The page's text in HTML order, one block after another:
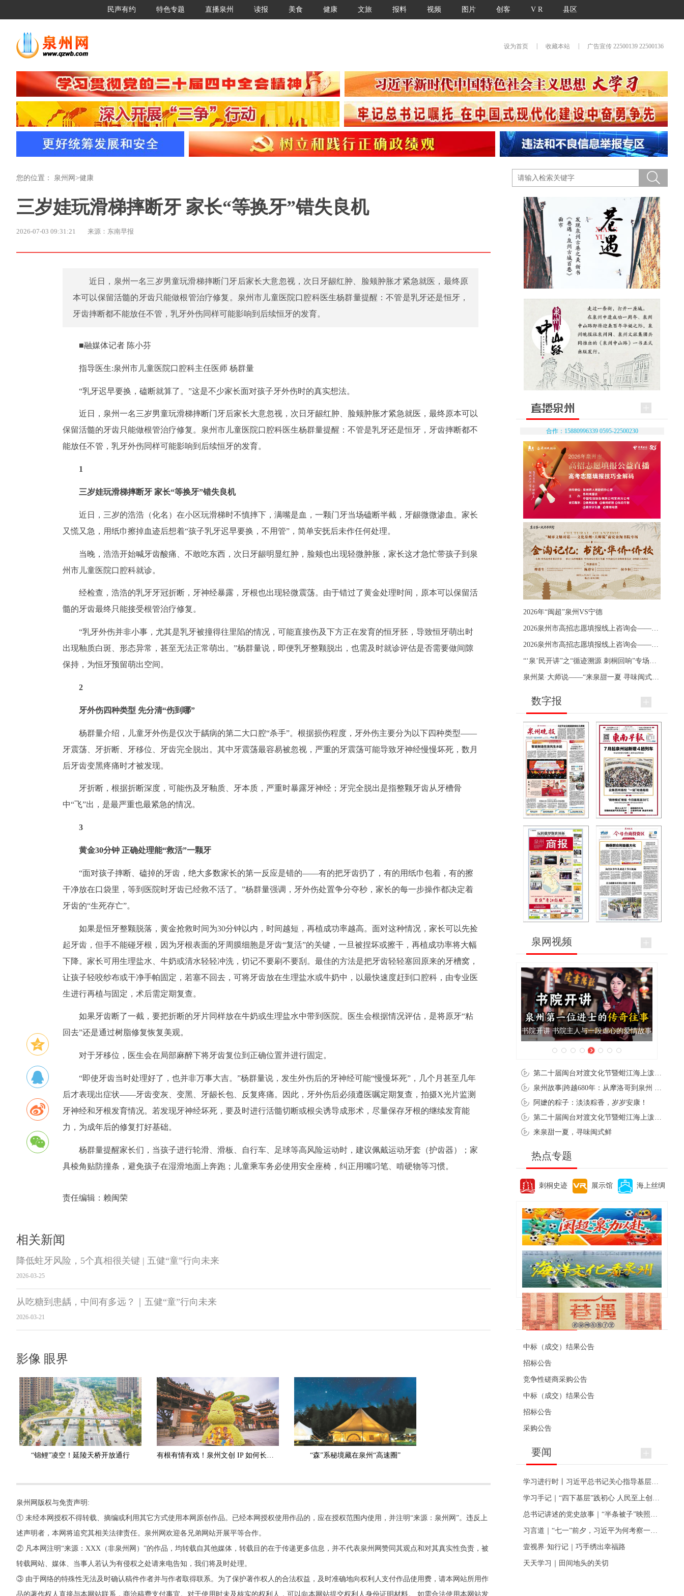
民声有约 特色专题 直播泉州 读报 美食 健康 文旅 报料 视频 图片 创客 V R 县区
设为首页 收藏本站 广告宣传 22500139 22500136
您的位置： 泉州网 >健康
三岁娃玩滑梯摔断牙 家长“等换牙”错失良机
2026-07-03 09:31:21 来源：东南早报
近日，泉州一名三岁男童玩滑梯摔断门牙后家长大意忽视，次日牙龈红肿、脸颊肿胀才紧急就医，最终原
本可以保留活髓的牙齿只能做根管治疗修复。泉州市儿童医院口腔科医生杨群量提醒：不管是乳牙还是恒牙，
牙齿摔断都不能放任不管，乳牙外伤同样可能影响到后续恒牙的发育。
■融媒体记者 陈小芬
指导医生:泉州市儿童医院口腔科主任医师 杨群量
“乳牙迟早要换，磕断就算了。”这是不少家长面对孩子牙外伤时的真实想法。
近日，泉州一名三岁男童玩滑梯摔断门牙后家长大意忽视，次日牙龈红肿、脸颊肿胀才紧急就医，最终原本可以
保留活髓的牙齿只能做根管治疗修复。泉州市儿童医院口腔科医生杨群量提醒：不管是乳牙还是恒牙，牙齿摔断都不
能放任不管，乳牙外伤同样可能影响到后续恒牙的发育。
1
三岁娃玩滑梯摔断牙 家长“等换牙”错失良机
近日，三岁的浩浩（化名）在小区玩滑梯时不慎摔下，满嘴是血，一颗门牙当场磕断半截，牙龈微微渗血。家长
又慌又急，用纸巾擦掉血迹后想着“孩子乳牙迟早要换，不用管”，简单安抚后未作任何处理。
当晚，浩浩开始喊牙齿酸痛、不敢吃东西，次日牙龈明显红肿，脸颊也出现轻微肿胀，家长这才急忙带孩子到泉
州市儿童医院口腔科就诊。
经检查，浩浩的乳牙牙冠折断，牙神经暴露，牙根也出现轻微震荡。由于错过了黄金处理时间，原本可以保留活
髓的牙齿最终只能接受根管治疗修复。
“乳牙外伤并非小事，尤其是乳牙被撞得往里陷的情况，可能直接伤及下方正在发育的恒牙胚，导致恒牙萌出时
出现釉质白斑、形态异常，甚至无法正常萌出。”杨群量说，即便乳牙整颗脱出，也需及时就诊评估是否需要做间隙
保持，为恒牙预留萌出空间。
2
牙外伤四种类型 先分清“伤到哪”
杨群量介绍，儿童牙外伤是仅次于龋病的第二大口腔“杀手”。根据损伤程度，牙外伤主要分为以下四种类型——
牙震荡、牙折断、牙移位、牙齿完全脱出。其中牙震荡最容易被忽视，严重的牙震荡可能导致牙神经慢慢坏死，数月
后牙齿变黑疼痛时才被发现。
牙折断，根据折断深度，可能伤及牙釉质、牙本质，严重时暴露牙神经；牙完全脱出是指整颗牙齿从牙槽骨
中“飞”出，是最严重也最紧急的情况。
3
黄金30分钟 正确处理能“救活”一颗牙
“面对孩子摔断、磕掉的牙齿，绝大多数家长的第一反应是错的——有的把牙齿扔了，有的用纸巾包着，有的擦
干净放在口袋里，等到医院时牙齿已经救不活了。”杨群量强调，牙外伤处置争分夺秒，家长的每一步操作都决定着
牙齿的“生死存亡”。
如果是恒牙整颗脱落，黄金抢救时间为30分钟以内，时间越短，再植成功率越高。面对这种情况，家长可以先捡
起牙齿，但手不能碰牙根，因为牙根表面的牙周膜细胞是牙齿“复活”的关键，一旦被捏坏或擦干，再植成功率将大幅
下降。家长可用生理盐水、牛奶或清水轻轻冲洗，切记不要刷不要刮。最佳的方法是把牙齿轻轻塞回原来的牙槽窝，
让孩子轻咬纱布或干净手帕固定，若塞不回去，可将牙齿放在生理盐水或牛奶中，以最快速度赶到口腔科，由专业医
生进行再植与固定，术后需定期复查。
如果牙齿断了一截，要把折断的牙片同样放在牛奶或生理盐水中带到医院。医生会根据情况评估，是将原牙“粘
回去”还是通过树脂修复恢复美观。
对于牙移位，医生会在局部麻醉下将牙齿复位到正确位置并进行固定。
“即使牙齿当时处理好了，也并非万事大吉。”杨群量说，发生外伤后的牙神经可能“慢慢坏死”，几个月甚至几年
后才表现出症状——牙齿变灰、变黑、牙龈长包、反复疼痛。因此，牙外伤后必须遵医嘱定期复查，拍摄X光片监测
牙神经和牙根发育情况。若发现牙神经坏死，要及时进行活髓切断或根尖诱导成形术，尽量保存牙根的继续发育能
力，为成年后的修复打好基础。
杨群量提醒家长们，当孩子进行轮滑、滑板、自行车、足球等高风险运动时，建议佩戴运动牙套（护齿器）；家
具棱角贴防撞条，避免孩子在湿滑地面上奔跑；儿童乘车务必使用安全座椅，纠正用嘴叼笔、啃硬物等习惯。
责任编辑： 赖闽荣
相关新闻
降低蛀牙风险，5个真相很关键 | 五健“童”行向未来
2026-03-25
从吃糖到患龋，中间有多远？｜五健“童”行向未来
2026-03-21
影像 眼界
“锦鲤”凌空！延陵天桥开放通行 “森”系秘境藏在泉州“高速圈”
泉州网版权与免责声明:
① 未经本网授权不得转载、摘编或利用其它方式使用本网原创作品。已经本网授权使用作品的，应在授权范围内使用，并注明“来源：泉州网”。违反上
述声明者，本网将追究其相关法律责任。泉州网欢迎各兄弟网站开展平等合作。
② 凡本网注明“来源：XXX（非泉州网）”的作品，均转载自其他媒体，转载目的在于传递更多信息，并不代表泉州网赞同其观点和对其真实性负责，被
转载网站、媒体、当事人若认为有侵权之处请来电告知，我们将及时处理。
③ 由于网络的特殊性无法及时确认稿件作者并与作者取得联系。为了保护著作权人的合法权益，及时准确地向权利人支付作品使用费，请本网站所用作
品的著作权人直接与本网站联系，商洽稿费支付事宜。对于使用时未及核实的权利人，可以向本网站提交权利人身份证明材料。 如需合法使用本网站发
合作：15880996339 0595-22500230
2026年“闽超”泉州VS宁德
数字报
泉网视频
泉州肉粽亮相央视《新闻联播》
阿嬷的粽子：淡淡粽香，岁岁安康！
来泉甜一夏，寻味闽式鲜
热点专题
刺桐史迹 展示馆 海上丝绸
便民资讯
中标（成交）结果公告
招标公告
竞争性磋商采购公告
中标（成交）结果公告
招标公告
采购公告
要闻
壹视界·知行记｜巧手绣出幸福路
天天学习｜田间地头的关切